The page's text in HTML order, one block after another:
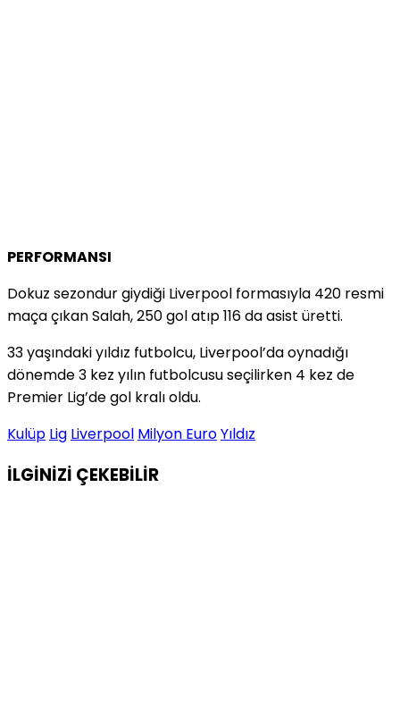
PERFORMANSI
Dokuz sezondur giydiği Liverpool formasıyla 420 resmi
maça çıkan Salah, 250 gol atıp 116 da asist üretti.
33 yaşındaki yıldız futbolcu, Liverpool’da oynadığı
dönemde 3 kez yılın futbolcusu seçilirken 4 kez de
Premier Lig’de gol kralı oldu.
Kulüp Lig Liverpool Milyon EuroYıldız
İLGİNİZİ ÇEKEBİLİR